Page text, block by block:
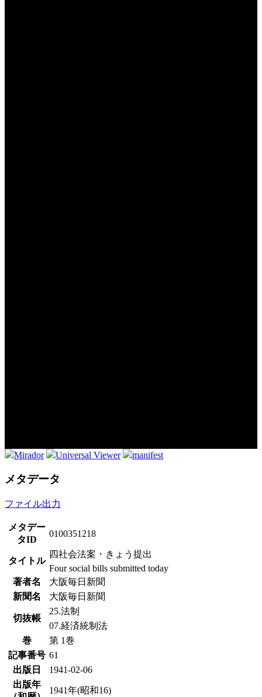
Mirador Universal Viewer manifest
メタデータ
ファイル出力
メタデー
タID
0100351218
タイトル
四社会法案・きょう提出
Four social bills submitted today
著者名
大阪毎日新聞
新聞名
大阪毎日新聞
切抜帳
25.法制
07.経済統制法
巻
第 1巻
記事番号 61
出版日
1941-02-06
出版年
1941年(昭和16)